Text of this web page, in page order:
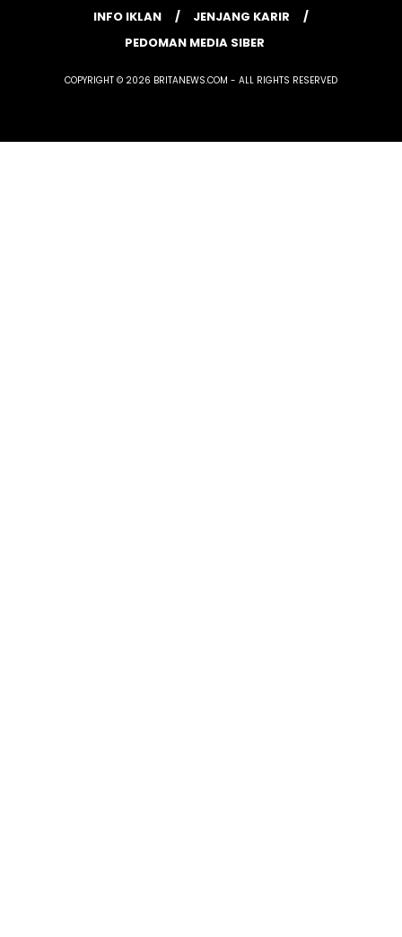
INFO IKLAN
JENJANG KARIR
PEDOMAN MEDIA SIBER
COPYRIGHT © 2026 BRITANEWS.COM - ALL RIGHTS RESERVED